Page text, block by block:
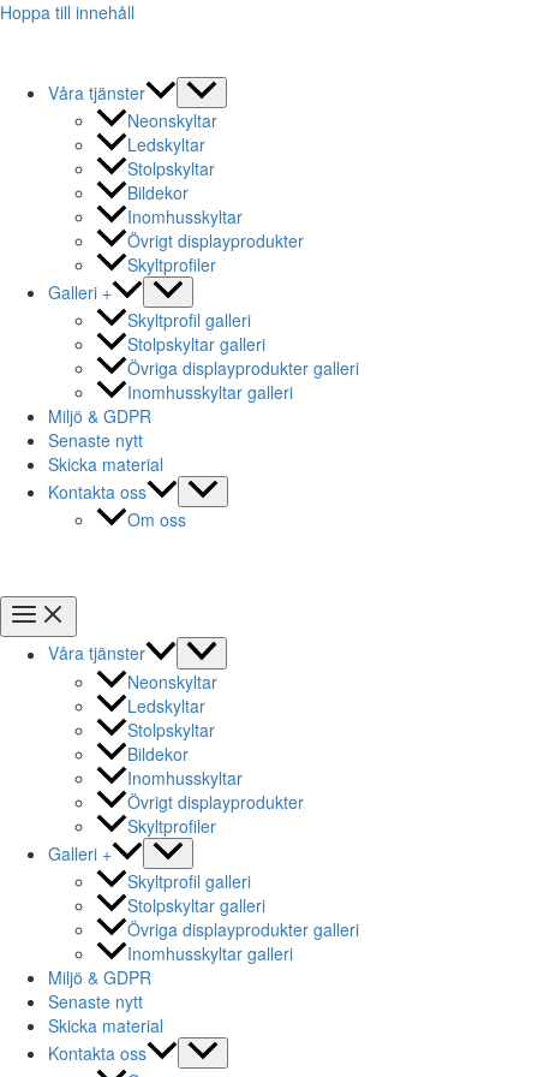
Hoppa till innehåll
Våra tjänster
Neonskyltar
Ledskyltar
Stolpskyltar
Bildekor
Inomhusskyltar
Övrigt displayprodukter
Skyltprofiler
Galleri +
Skyltprofil galleri
Stolpskyltar galleri
Övriga displayprodukter galleri
Inomhusskyltar galleri
Miljö & GDPR
Senaste nytt
Skicka material
Kontakta oss
Om oss
Våra tjänster
Neonskyltar
Ledskyltar
Stolpskyltar
Bildekor
Inomhusskyltar
Övrigt displayprodukter
Skyltprofiler
Galleri +
Skyltprofil galleri
Stolpskyltar galleri
Övriga displayprodukter galleri
Inomhusskyltar galleri
Miljö & GDPR
Senaste nytt
Skicka material
Kontakta oss